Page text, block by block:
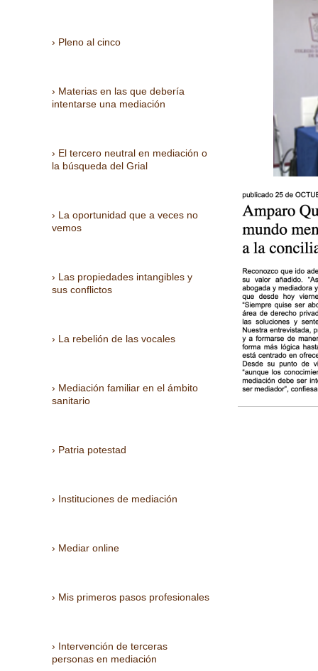
Pleno al cinco
Materias en las que debería
intentarse una mediación
El tercero neutral en mediación o
la búsqueda del Grial
La oportunidad que a veces no
vemos
Las propiedades intangibles y
sus conflictos
La rebelión de las vocales
Mediación familiar en el ámbito
sanitario
Patria potestad
Instituciones de mediación
Mediar online
Mis primeros pasos profesionales
Intervención de terceras
personas en mediación